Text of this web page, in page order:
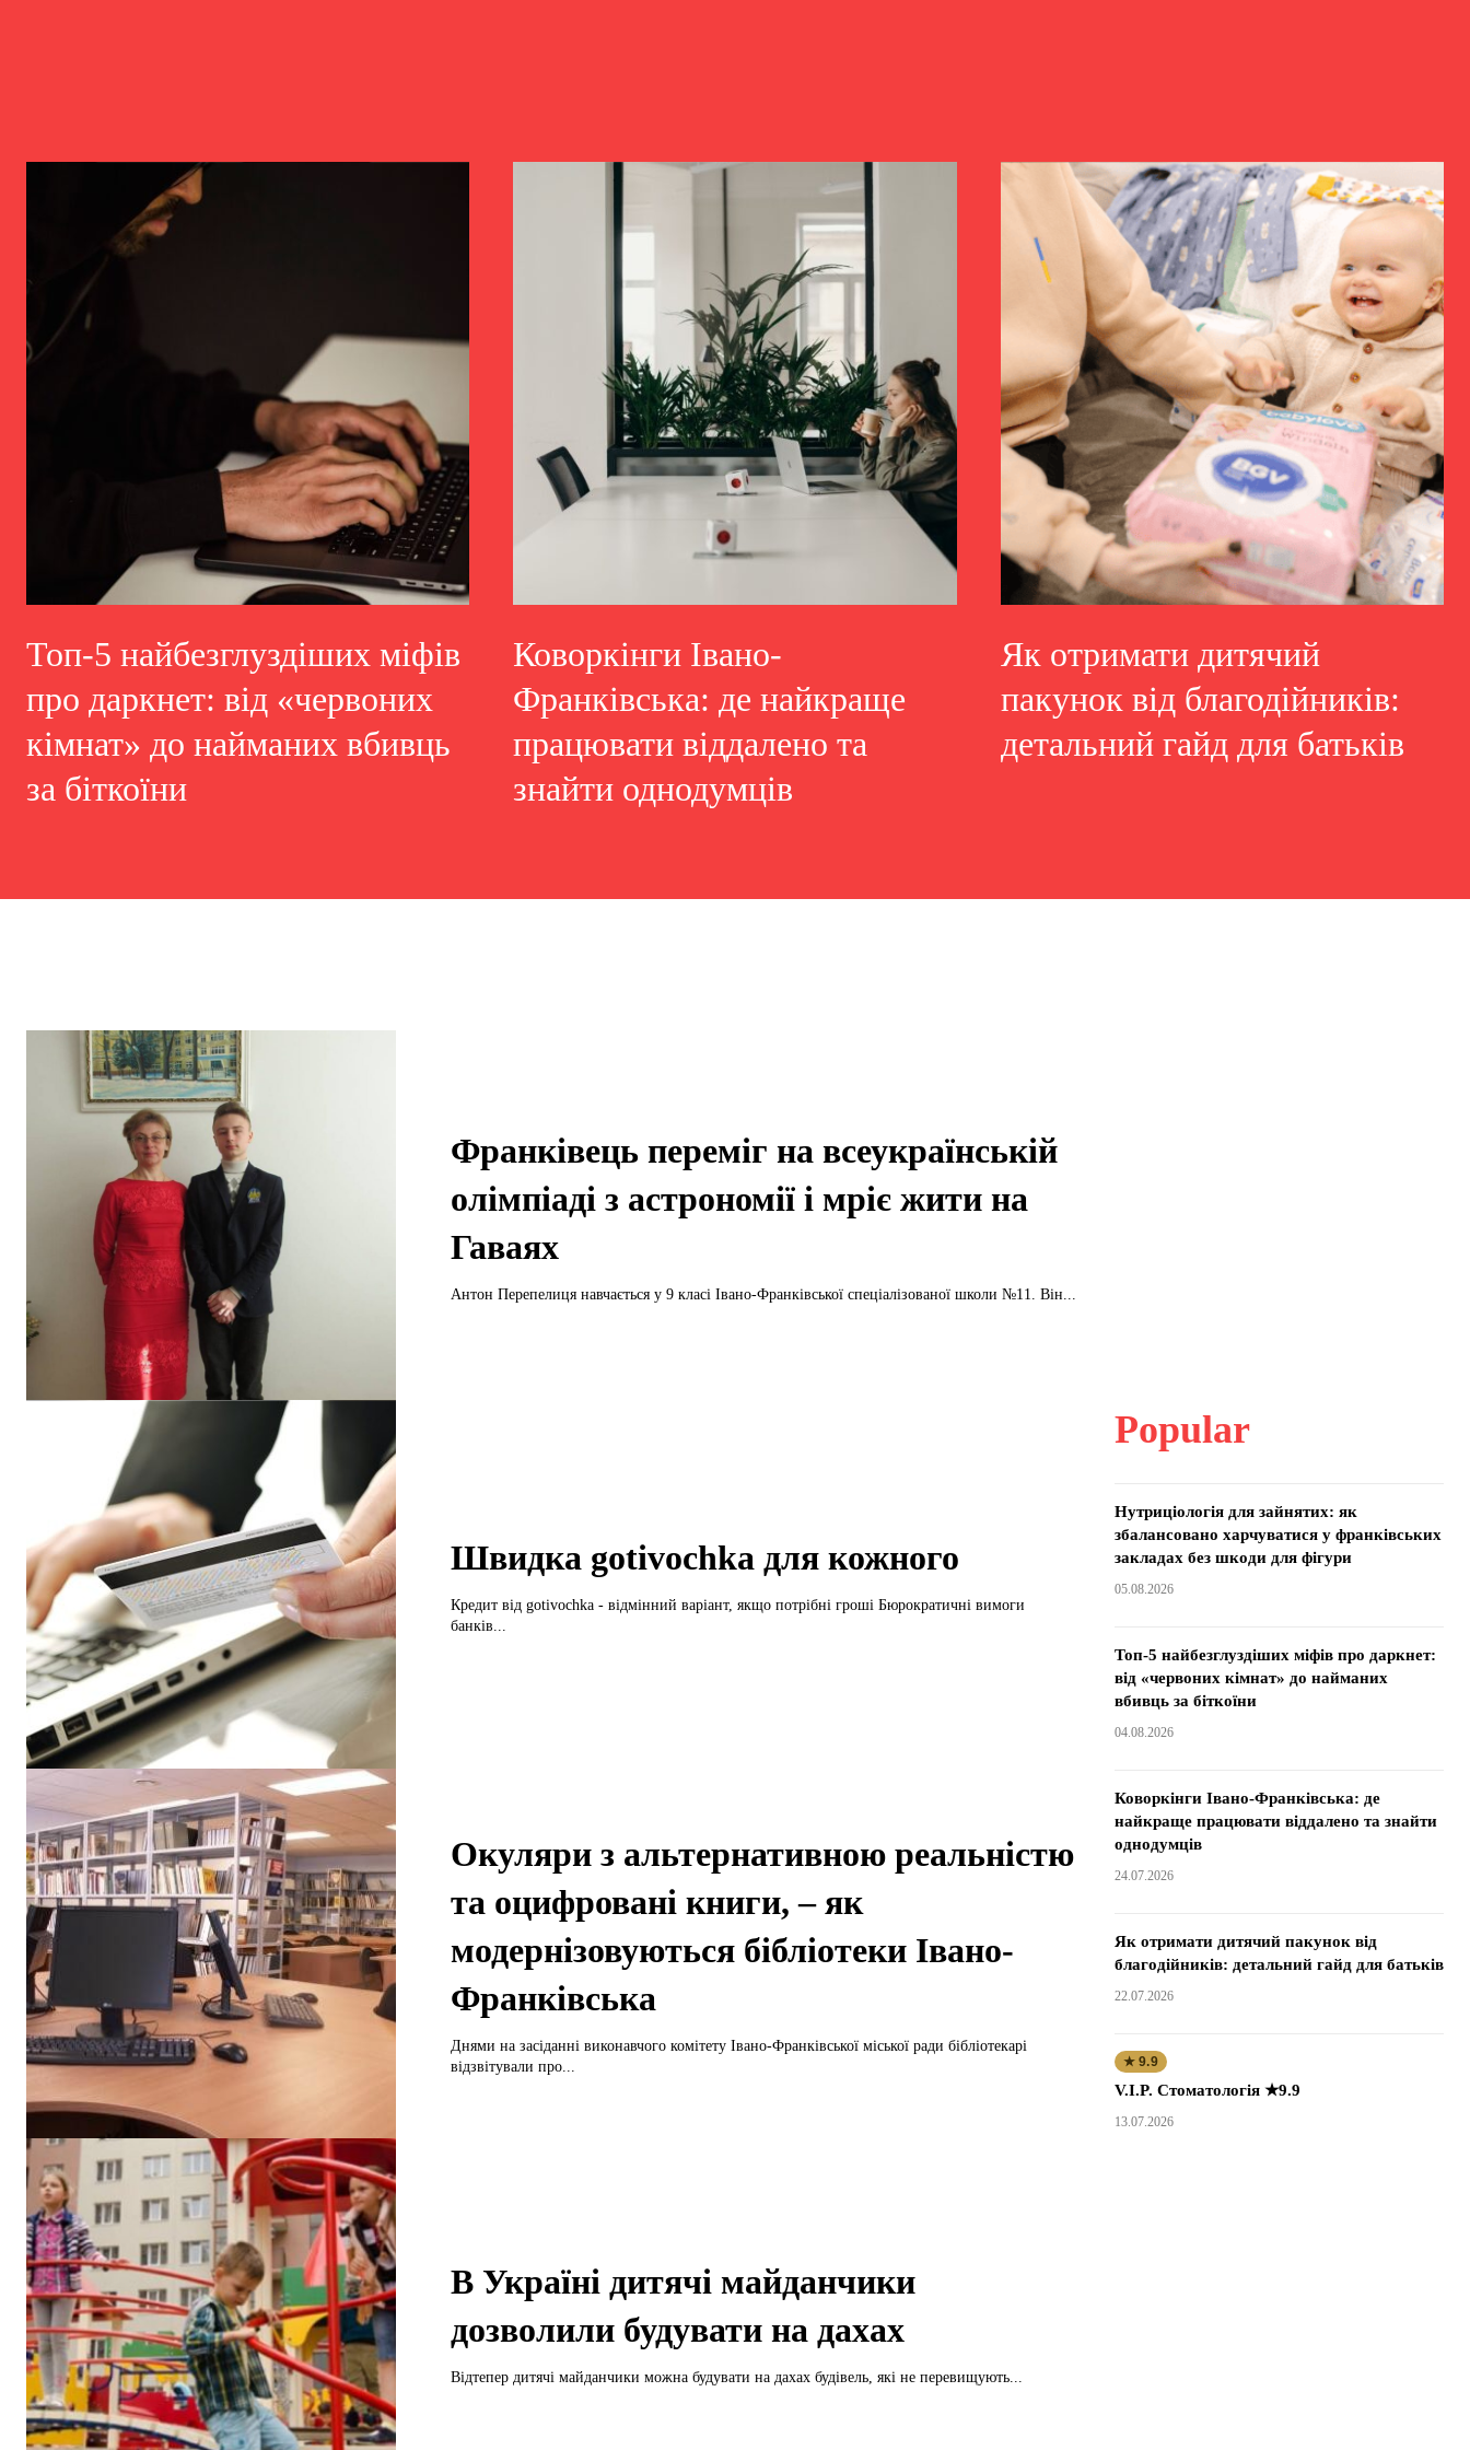
Топ-5 найбезглуздіших міфів
про даркнет: від «червоних
кімнат» до найманих вбивць
за біткоїни
Коворкінги Івано-
Франківська: де найкраще
працювати віддалено та
знайти однодумців
Як отримати дитячий
пакунок від благодійників:
детальний гайд для батьків
Франківець переміг на всеукраїнській
олімпіаді з астрономії і мріє жити на
Гаваях
Антон Перепелиця навчається у 9 класі Івано-Франківської спеціалізованої школи №11. Він...
Швидка gotivochka для кожного
Кредит від gotivochka - відмінний варіант, якщо потрібні гроші Бюрократичні вимоги
банків...
Окуляри з альтернативною реальністю
та оцифровані книги, – як
модернізовуються бібліотеки Івано-
Франківська
Днями на засіданні виконавчого комітету Івано-Франківської міської ради бібліотекарі
відзвітували про...
В Україні дитячі майданчики
дозволили будувати на дахах
Відтепер дитячі майданчики можна будувати на дахах будівель, які не перевищують...
Popular
Нутриціологія для зайнятих: як
збалансовано харчуватися у франківських
закладах без шкоди для фігури
05.08.2026
Топ-5 найбезглуздіших міфів про даркнет:
від «червоних кімнат» до найманих
вбивць за біткоїни
04.08.2026
Коворкінги Івано-Франківська: де
найкраще працювати віддалено та знайти
однодумців
24.07.2026
Як отримати дитячий пакунок від
благодійників: детальний гайд для батьків
22.07.2026
★ 9.9
V.I.P. Стоматологія ★9.9
13.07.2026